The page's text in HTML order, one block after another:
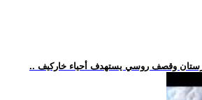
وقصف روسي يستهدف أحياء خاركيف